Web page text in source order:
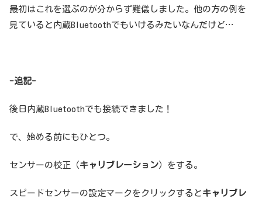
最初はこれを選ぶのが分からず難儀しました。他の方の例を
見ていると内蔵Bluetoothでもいけるみたいなんだけど…
-追記-
後日内蔵Bluetoothでも接続できました！
で、始める前にもひとつ。
センサーの校正（キャリブレーション）をする。
スピードセンサーの設定マークをクリックすると キャリブレ